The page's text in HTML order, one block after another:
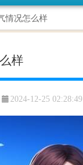
情况怎么样
样
2024-12-25 02:28:49